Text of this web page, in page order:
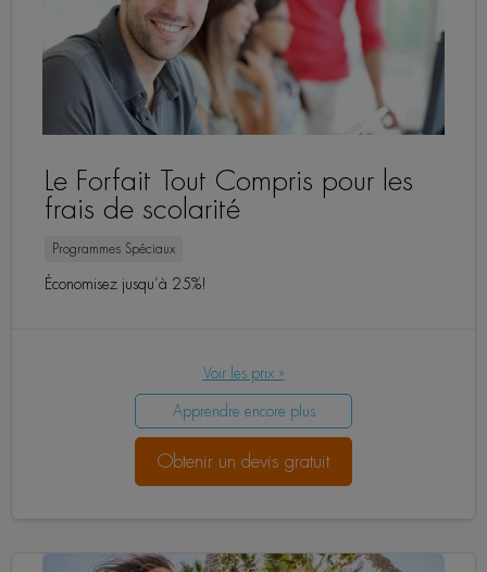
Le Forfait Tout Compris pour les
frais de scolarité
Programmes Spéciaux
Économisez jusqu’à 25%!
Voir les prix »
Apprendre encore plus
Obtenir un devis gratuit